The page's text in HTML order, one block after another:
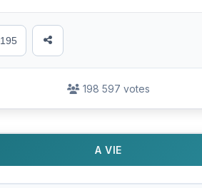
195
198 597 votes
A VIE